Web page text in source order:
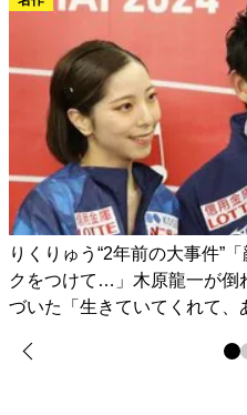
りくりゅう“2年前の大事件”
クをつけて…」木原龍一が倒
づいた「生きていてくれて、